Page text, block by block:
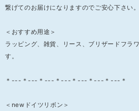
繋げてのお届けになりますのでご安心下さい。
＜おすすめ用途＞
ラッピング、雑貨、リース、ブリザードフラ
す。
＊---＊---＊---＊---＊---＊---＊---＊
＜newドイツリボン＞